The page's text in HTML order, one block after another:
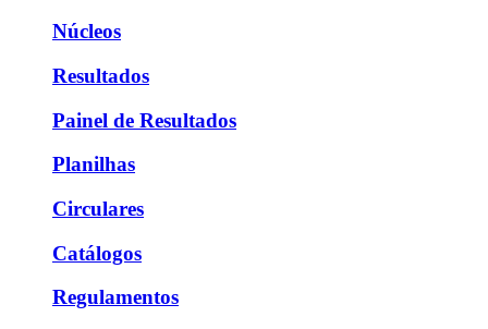
Núcleos
Resultados
Painel de Resultados
Planilhas
Circulares
Catálogos
Regulamentos